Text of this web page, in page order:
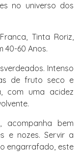
no universo dos
Tinta Roriz,
40-60 Anos.
Intenso
de fruto seco e
com uma acidez
acompanha bem
e nozes. Servir a
engarrafado, este